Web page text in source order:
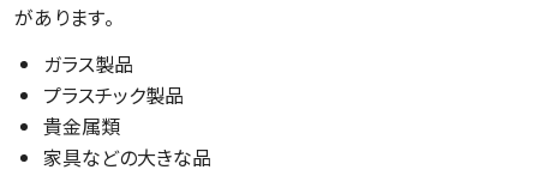
があります。
ガラス製品
プラスチック製品
貴金属類
家具などの大きな品